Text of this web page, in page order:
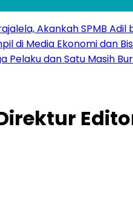
Akankah SPMB
di Media Ekonomi dan
Pelaku dan Satu Masih